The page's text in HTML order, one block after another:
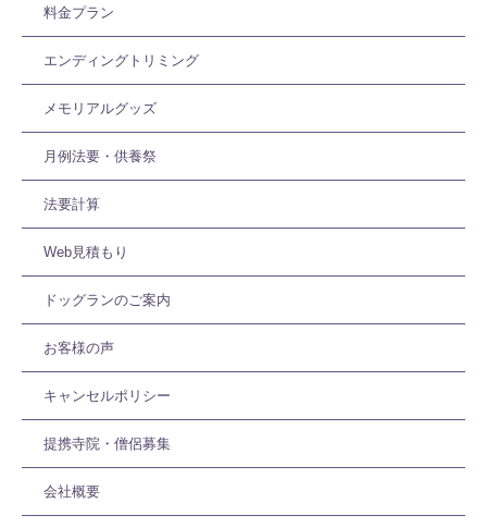
料金プラン
エンディングトリミング
メモリアルグッズ
月例法要・供養祭
法要計算
Web見積もり
ドッグランのご案内
お客様の声
キャンセルポリシー
提携寺院・僧侶募集
会社概要